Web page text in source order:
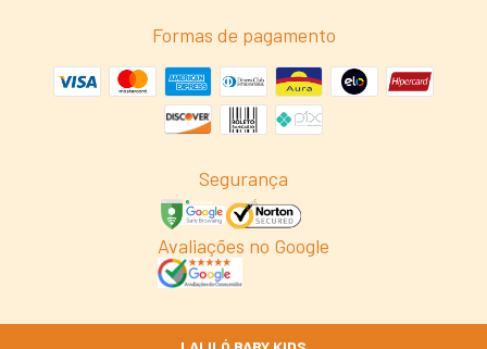
Formas de pagamento
Segurança
Avaliações no Google